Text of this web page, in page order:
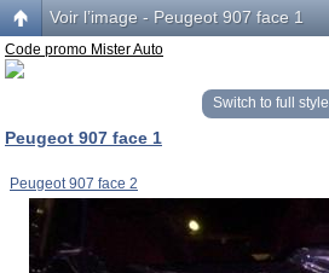
Voir l’image - Peugeot 907 face 1
Code promo Mister Auto
Switch to full style
Peugeot 907 face 1
Peugeot 907 face 2